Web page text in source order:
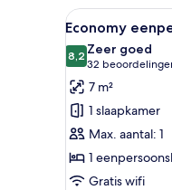
privébadkamer
Alle
foto's
voor
Economy
gedeelde
badkamer
laden
5
Economy
8,28,2 van 10
Zeer goed
32
(32
7 m²
1 slaapkamer
Max. aantal: 1
1
Gratis wifi